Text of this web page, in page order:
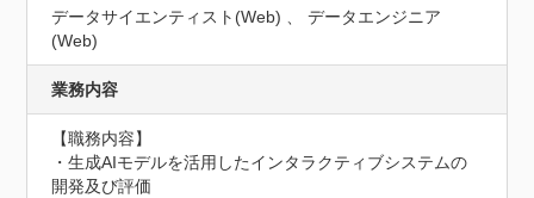
データサイエンティスト(Web) 、 データエンジニア
(Web)
業務内容
【職務内容】
・生成AIモデルを活用したインタラクティブシステムの
開発及び評価